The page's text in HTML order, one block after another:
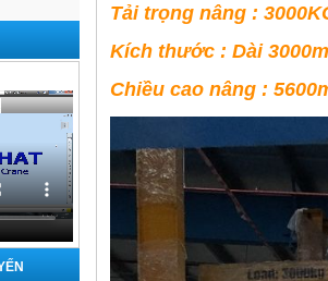
Tải trọng nâng :
Kích thước : Dài
Chiều cao nâng :